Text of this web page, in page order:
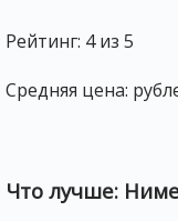
Рейтинг: 4 из 5
Средняя цена:
Что лучше: